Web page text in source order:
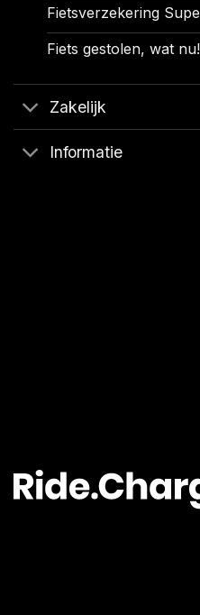
Fietsverzekering
Fiets gestolen, wat
Zakelijk
Informatie